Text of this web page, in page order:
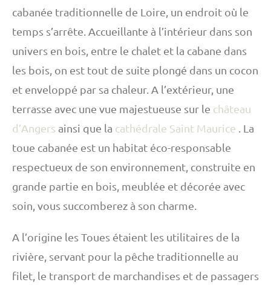
cabanée traditionnelle de Loire, un endroit où le
temps s’arrête. Accueillante à l’intérieur dans son
univers en bois, entre le chalet et la cabane dans
les bois, on est tout de suite plongé dans un cocon
et enveloppé par sa chaleur. A l’extérieur, une
terrasse avec une vue majestueuse sur le château
d’Angers ainsi que la cathédrale Saint Maurice
La
toue cabanée est un habitat éco-responsable
respectueux de son environnement, construite en
grande partie en bois, meublée et décorée avec
soin, vous succomberez à son charme.
A l’origine les Toues étaient les utilitaires de la
rivière, servant pour la pêche traditionnelle au
filet, le transport de marchandises et de passagers